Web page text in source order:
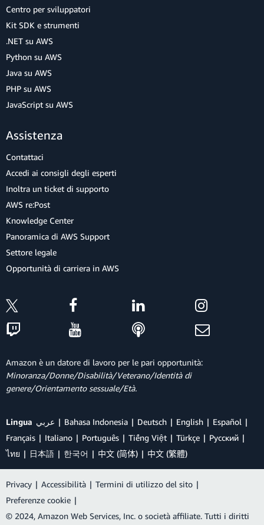
Centro per sviluppatori
Kit SDK e strumenti
.NET su AWS
Python su AWS
Java su AWS
PHP su AWS
JavaScript su AWS
Assistenza
Contattaci
Accedi ai consigli degli esperti
Inoltra un ticket di supporto
AWS re:Post
Knowledge Center
Panoramica di AWS Support
Settore legale
Opportunità di carriera in AWS
Amazon è un datore di lavoro per le pari opportunità:
Minoranza/Donne/Disabilità/Veterano/Identità di
genere/Orientamento sessuale/Età.
Lingua عربي Bahasa Indonesia Deutsch English
Español
Français
Italiano Português Tiếng Việt Türkçe
Ρусский
ไทย
日本語 한국어 中文 (简体) 中文 (繁體)
Privacy | Accessibilità | Termini di utilizzo del sito |
Preferenze cookie |
© 2024, Amazon Web Services, Inc. o società affiliate. Tutti i diritti